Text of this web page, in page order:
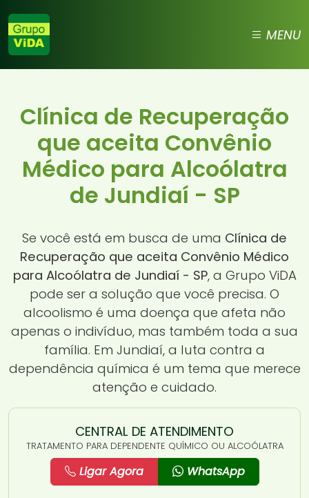
MENU
Clínica de Recuperação
que aceita Convênio
Médico para Alcoólatra
de Jundiaí - SP
Se você está em busca de uma Clínica de
Recuperação que aceita Convênio Médico
para Alcoólatra de Jundiaí - SP, a Grupo ViDA
pode ser a solução que você precisa. O
alcoolismo é uma doença que afeta não
apenas o indivíduo, mas também toda a sua
família. Em Jundiaí, a luta contra a
dependência química é um tema que merece
atenção e cuidado.
CENTRAL DE ATENDIMENTO
TRATAMENTO PARA DEPENDENTE QUÍMICO OU ALCOÓLATRA
Ligar Agora WhatsApp